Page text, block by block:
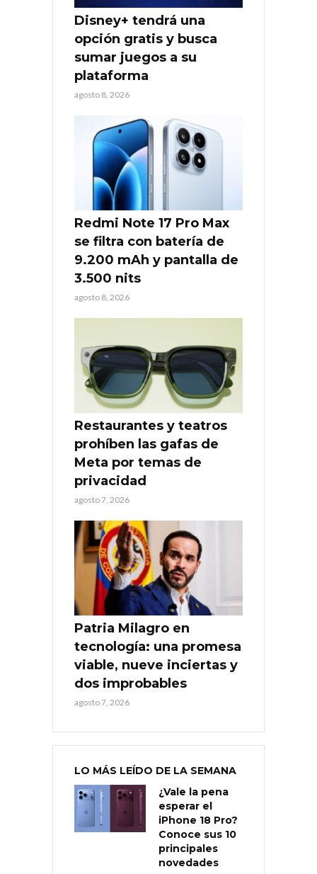
Disney+ tendrá una
opción gratis y busca
sumar juegos a su
plataforma
agosto 8, 2026
Redmi Note 17 Pro Max
se filtra con batería de
9.200 mAh y pantalla de
3.500 nits
agosto 8, 2026
Restaurantes y teatros
prohíben las gafas de
Meta por temas de
privacidad
agosto 7, 2026
Patria Milagro en
tecnología: una promesa
viable, nueve inciertas y
dos improbables
agosto 7, 2026
LO MÁS LEÍDO DE LA SEMANA
¿Vale la pena
esperar el
iPhone 18 Pro?
Conoce sus 10
principales
novedades